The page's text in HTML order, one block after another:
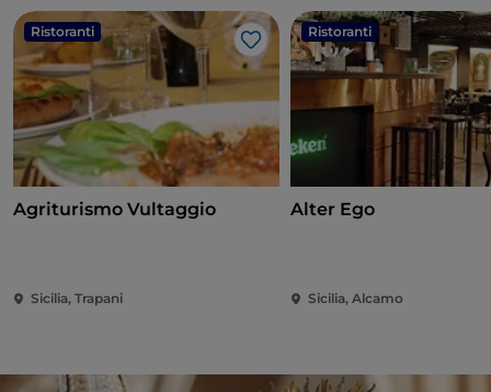
Ristoranti
Like
Agriturismo Vultaggio
Sicilia, Trapani
Ristoranti
Alter Ego
Sicilia, Alcamo